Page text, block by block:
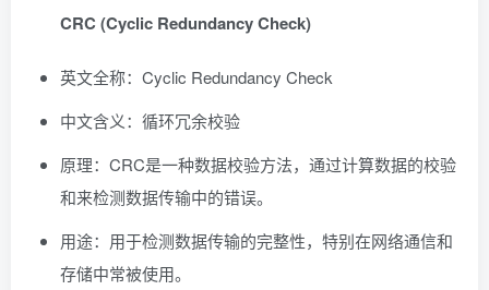
CRC (Cyclic Redundancy Check)
英文全称：Cyclic Redundancy Check
中文含义：循环冗余校验
原理：CRC是一种数据校验方法，通过计算数据的校验
和来检测数据传输中的错误。
用途：用于检测数据传输的完整性，特别在网络通信和
存储中常被使用。